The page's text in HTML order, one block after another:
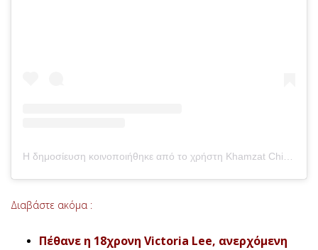
Διαβάστε ακόμα :
Πέθανε η 18χρονη Victoria Lee, ανερχόμενη